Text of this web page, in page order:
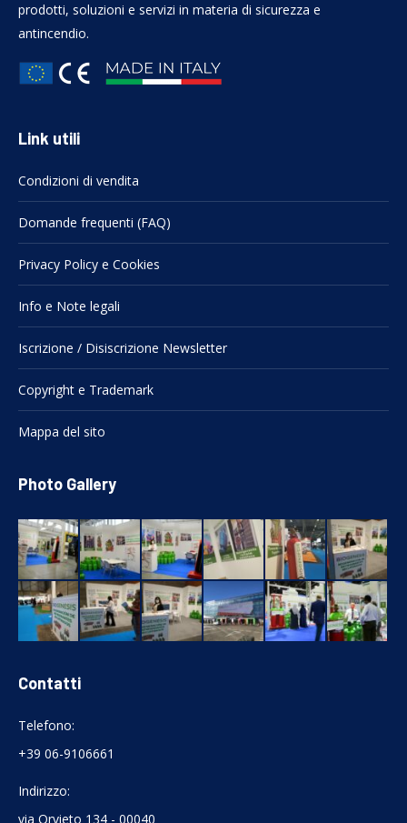
prodotti, soluzioni e servizi in materia di sicurezza e
antincendio.
Link utili
Condizioni di vendita
Domande frequenti (FAQ)
Privacy Policy e Cookies
Info e Note legali
Iscrizione / Disiscrizione Newsletter
Copyright e Trademark
Mappa del sito
Photo Gallery
Contatti
Telefono:
+39 06-9106661
Indirizzo:
via Orvieto 134 - 00040